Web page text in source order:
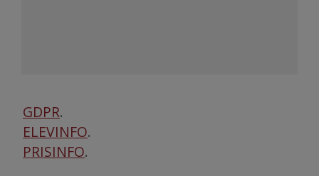
GDPR.
ELEVINFO.
PRISINFO.